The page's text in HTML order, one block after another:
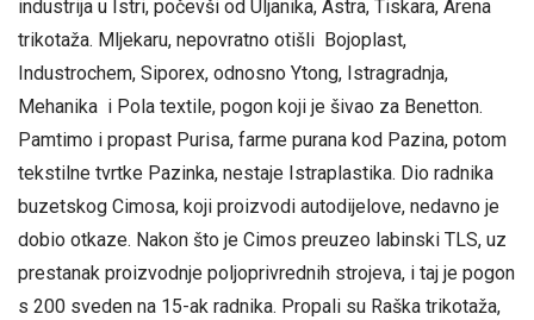
industrija u Istri, počevši od Uljanika, Astra, Tiskara, Arena
trikotaža. Mljekaru, nepovratno otišli Bojoplast,
Industrochem, Siporex, odnosno Ytong, Istragradnja,
Mehanika i Pola textile, pogon koji je šivao za Benetton.
Pamtimo i propast Purisa, farme purana kod Pazina, potom
tekstilne tvrtke Pazinka, nestaje Istraplastika. Dio radnika
buzetskog Cimosa, koji proizvodi autodijelove, nedavno je
dobio otkaze. Nakon što je Cimos preuzeo labinski TLS, uz
prestanak proizvodnje poljoprivrednih strojeva, i taj je pogon
s 200 sveden na 15-ak radnika. Propali su Raška trikotaža,